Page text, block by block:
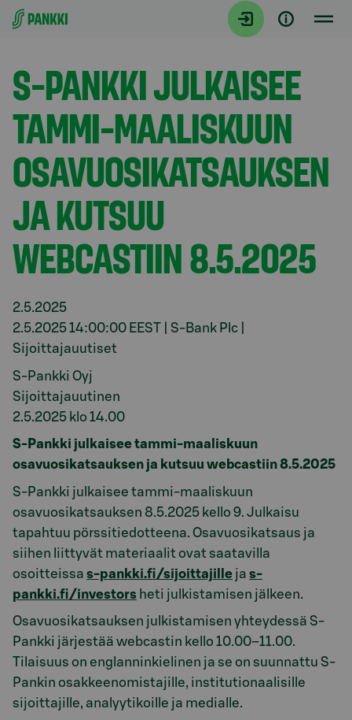
Siirry suoraan sisältöön
Tiedotteet
S-PANKKI JULKAISEE
TAMMI-MAALISKUUN
OSAVUOSIKATSAUKSEN
JA KUTSUU
WEBCASTIIN 8.5.2025
2.5.2025
2.5.2025 14:00:00 EEST | S-Bank Plc |
Sijoittajauutiset
S-Pankki Oyj
Sijoittajauutinen
2.5.2025 klo 14.00
S-Pankki julkaisee tammi-maaliskuun
osavuosikatsauksen ja kutsuu webcastiin 8.5.2025
S-Pankki julkaisee tammi-maaliskuun
osavuosikatsauksen 8.5.2025 kello 9. Julkaisu
tapahtuu pörssitiedotteena. Osavuosikatsaus ja
siihen liittyvät materiaalit ovat saatavilla
osoitteissa s-pankki.fi/sijoittajille ja s-
pankki.fi/investors heti julkistamisen jälkeen.
Osavuosikatsauksen julkistamisen yhteydessä S-
Pankki järjestää webcastin kello 10.00–11.00.
Tilaisuus on englanninkielinen ja se on suunnattu S-
Pankin osakkeenomistajille, institutionaalisille
sijoittajille, analyytikoille ja medialle.